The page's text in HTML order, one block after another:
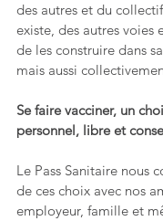
des autres et du
existe, des autres voies
de les construire dans
mais aussi
Se faire vacciner, un
personnel, libre et
Le Pass Sanitaire nous
de ces choix avec nos
employeur, famille et